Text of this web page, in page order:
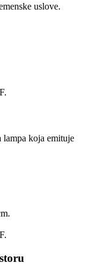
uslove.
lampa koja emituje